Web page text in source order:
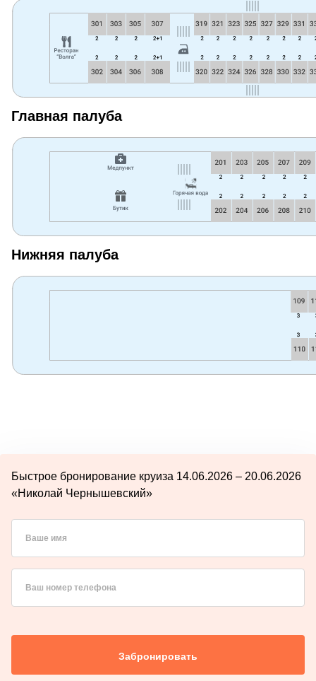
Главная палуба
Нижняя палуба
Быстрое бронирование круиза 14.06.2026 – 20.06.2026
«Николай Чернышевский»
Ваше имя
Ваш номер телефона
Забронировать